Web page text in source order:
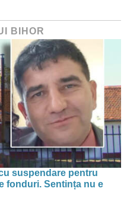
BIHOR
suspendare pentru
fonduri. Sentința nu e